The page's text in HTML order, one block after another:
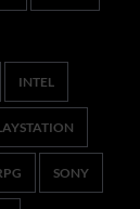
INTEL
SONY